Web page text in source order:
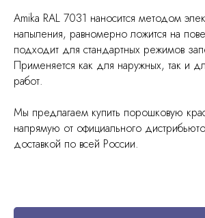
Amika RAL 7031 наносится методом
напыления, равномерно ложится на
подходит для стандартных режимов
Применяется как для наружных, так и
работ.
Мы предлагаем купить порошковую
напрямую от официального
доставкой по всей России.